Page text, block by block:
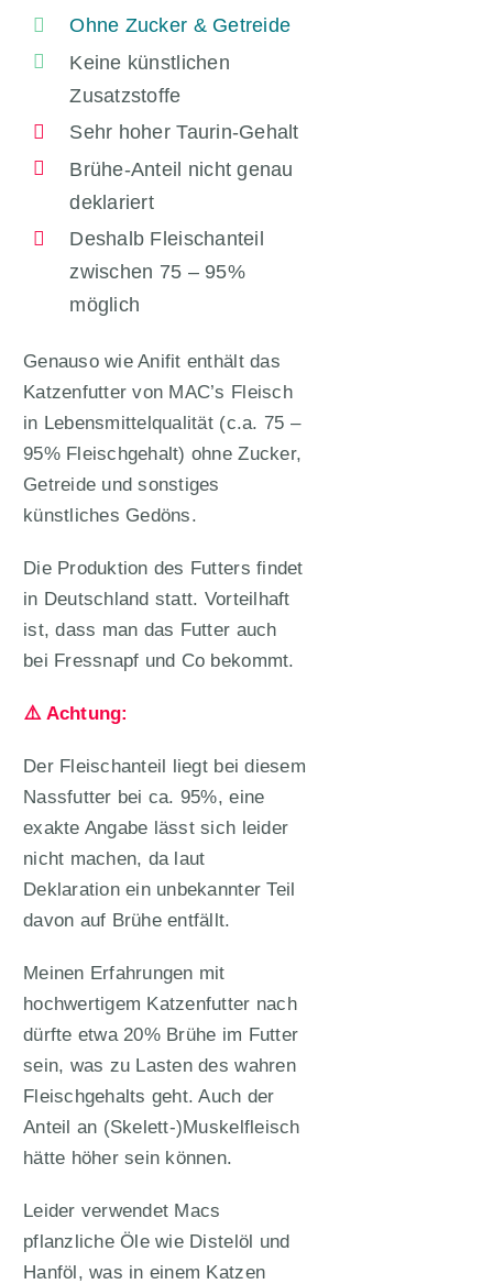
Ohne Zucker & Getreide
Keine künstlichen
Zusatzstoffe
Sehr hoher Taurin-Gehalt
Brühe-Anteil nicht genau
deklariert
Deshalb Fleischanteil
zwischen 75 – 95%
möglich
Genauso wie Anifit enthält das
Katzenfutter von MAC’s Fleisch
in Lebensmittelqualität (c.a. 75 –
95% Fleischgehalt) ohne Zucker,
Getreide und sonstiges
künstliches Gedöns.
Die Produktion des Futters findet
in Deutschland statt. Vorteilhaft
ist, dass man das Futter auch
bei Fressnapf und Co bekommt.
⚠️ Achtung:
Der Fleischanteil liegt bei diesem
Nassfutter bei ca. 95%, eine
exakte Angabe lässt sich leider
nicht machen, da laut
Deklaration ein unbekannter Teil
davon auf Brühe entfällt.
Meinen Erfahrungen mit
hochwertigem Katzenfutter nach
dürfte etwa 20% Brühe im Futter
sein, was zu Lasten des wahren
Fleischgehalts geht. Auch der
Anteil an (Skelett-)Muskelfleisch
hätte höher sein können.
Leider verwendet Macs
pflanzliche Öle wie Distelöl und
Hanföl, was in einem Katzen